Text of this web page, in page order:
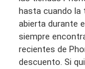
hasta cuando la
abierta durante
siempre
recientes de
descuento. Si